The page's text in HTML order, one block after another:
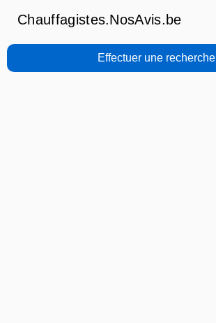
Chauffagistes.NosAvis.be
Effectuer une recherche